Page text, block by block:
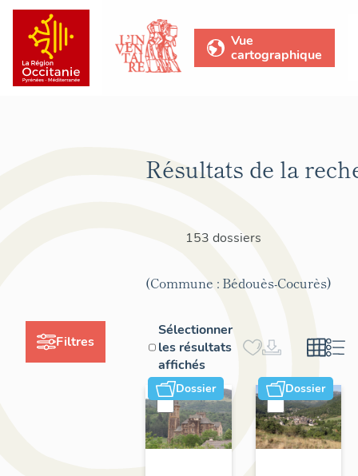
Vue
cartographique
Filtres
Résultats de la
153 dossiers
(Commune : Bédouès-Cocurès)
Sélectionner
les résultats
affichés
Dossier Dossier